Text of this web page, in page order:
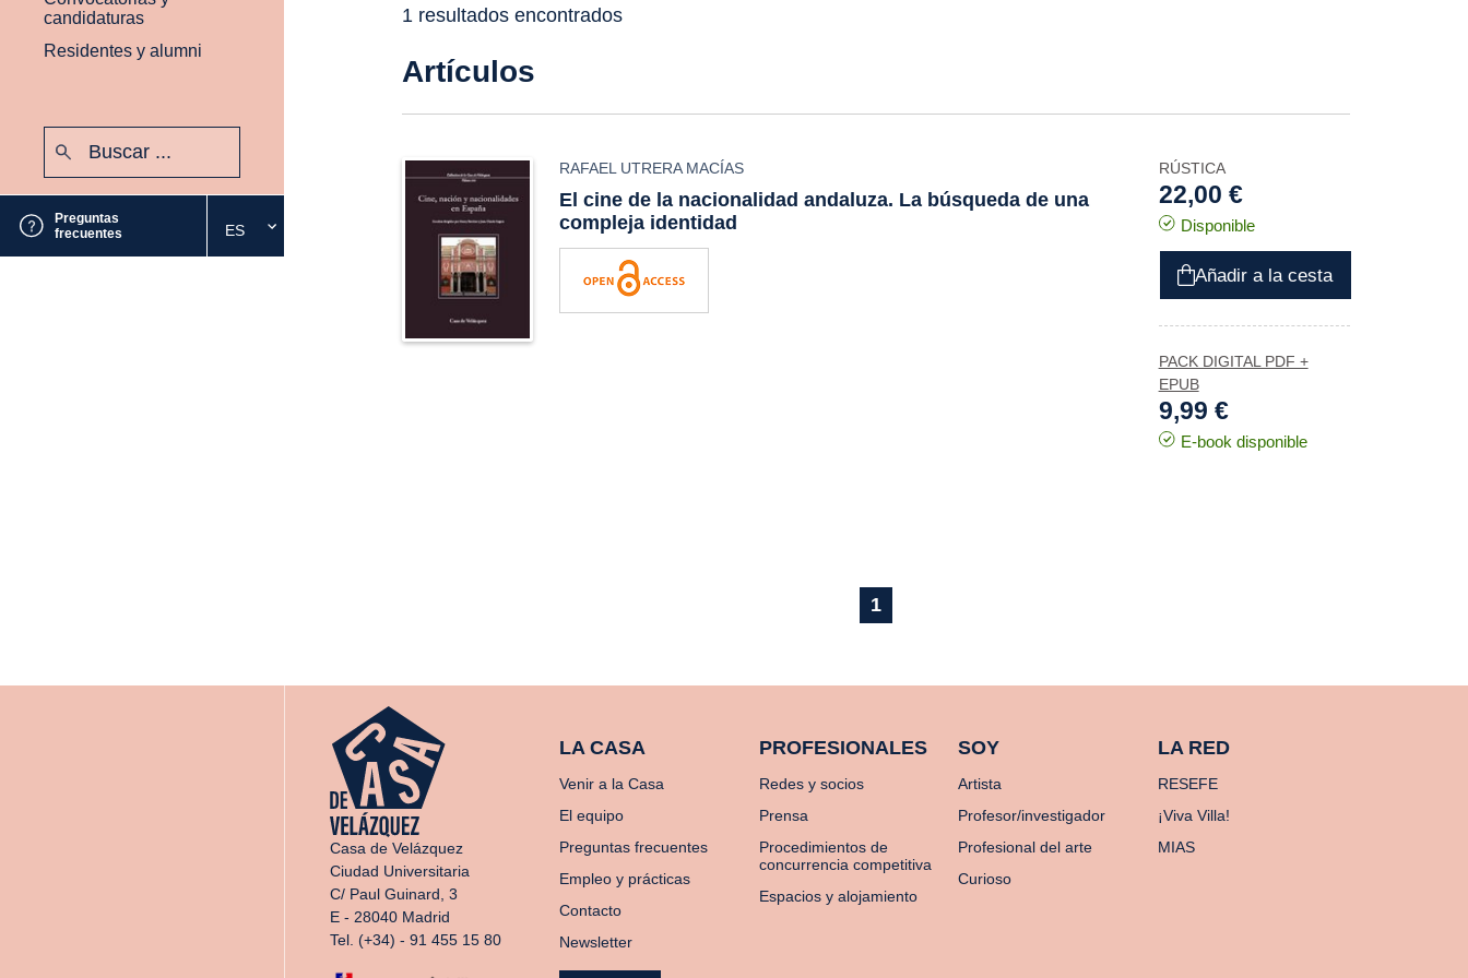
candidaturas
Residentes y alumni
Preguntas
frecuentes
Seleccione
el
ES
1 resultados encontrados
Artículos
RAFAEL UTRERA MACÍAS
El cine de la nacionalidad andaluza. La búsqueda de una
compleja identidad
RÚSTICA
22,00 €
Disponible
Añadir a la cesta
PACK DIGITAL PDF +
EPUB
9,99 €
E-book disponible
1
Casa de Velázquez
Ciudad Universitaria
C/ Paul Guinard, 3
E - 28040 Madrid
Tel. (+34) - 91 455 15 80
LA CASA
Venir a la Casa
El equipo
Preguntas frecuentes
Empleo y prácticas
Contacto
Newsletter
PROFESIONALES
Redes y socios
Prensa
Procedimientos de
concurrencia competitiva
Espacios y alojamiento
SOY
Artista
Profesor/investigador
Profesional del arte
Curioso
LA RED
RESEFE
¡Viva Villa!
MIAS